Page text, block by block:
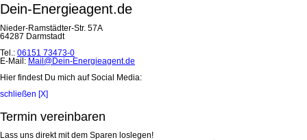
Dein-Energieagent.de
Nieder-Ramstädter-Str. 57A
64287 Darmstadt
Tel.: 06151 73473-0
E-Mail: Mail@Dein-Energieagent.de
Hier findest Du mich auf Social Media:
schließen [X]
Termin vereinbaren
Lass uns direkt mit dem Sparen loslegen!